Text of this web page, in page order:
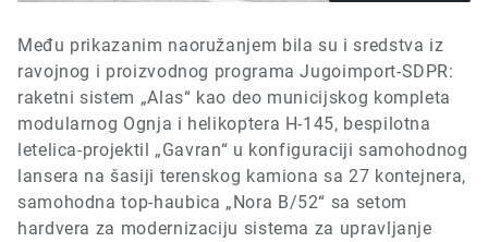
Među prikazanim naoružanjem bila su i sredstva iz
ravojnog i proizvodnog programa Jugoimport-SDPR:
raketni sistem „Alas“ kao deo municijskog kompleta
modularnog Ognja i helikoptera H-145, bespilotna
letelica-projektil „Gavran“ u konfiguraciji samohodnog
lansera na šasiji terenskog kamiona sa 27 kontejnera,
samohodna top-haubica „Nora B/52“ sa setom
hardvera za modernizaciju sistema za upravljanje